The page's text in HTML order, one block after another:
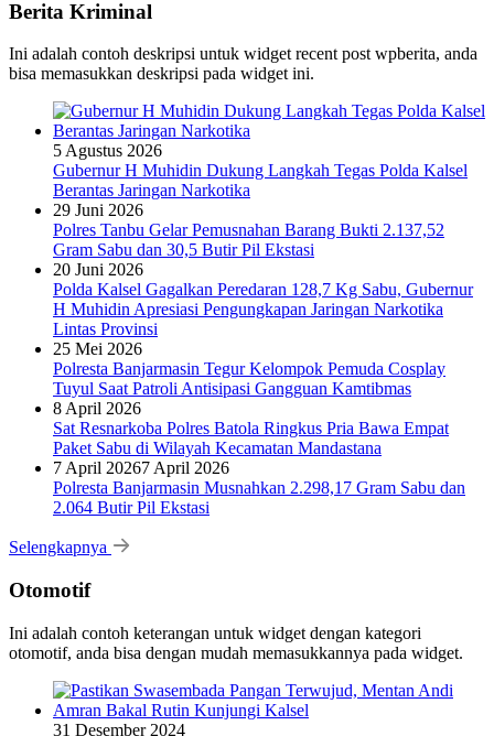
Berita Kriminal
Ini adalah contoh deskripsi untuk widget recent post wpberita, anda
bisa memasukkan deskripsi pada widget ini.
5 Agustus 2026
Gubernur H Muhidin Dukung Langkah Tegas Polda Kalsel
Berantas Jaringan Narkotika
29 Juni 2026
Polres Tanbu Gelar Pemusnahan Barang Bukti 2.137,52
Gram Sabu dan 30,5 Butir Pil Ekstasi
20 Juni 2026
Polda Kalsel Gagalkan Peredaran 128,7 Kg Sabu, Gubernur
H Muhidin Apresiasi Pengungkapan Jaringan Narkotika
Lintas Provinsi
25 Mei 2026
Polresta Banjarmasin Tegur Kelompok Pemuda Cosplay
Tuyul Saat Patroli Antisipasi Gangguan Kamtibmas
8 April 2026
Sat Resnarkoba Polres Batola Ringkus Pria Bawa Empat
Paket Sabu di Wilayah Kecamatan Mandastana
7 April 20267 April 2026
Polresta Banjarmasin Musnahkan 2.298,17 Gram Sabu dan
2.064 Butir Pil Ekstasi
Selengkapnya
Otomotif
Ini adalah contoh keterangan untuk widget dengan kategori
otomotif, anda bisa dengan mudah memasukkannya pada widget.
31 Desember 2024